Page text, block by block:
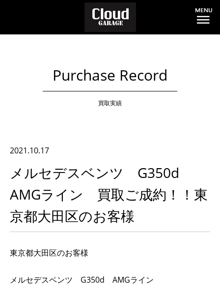
Purchase Record
買取実績
2021.10.17
メルセデスベンツ G350d
AMGライン 買取ご成約！！東
京都大田区のお客様
東京都大田区のお客様
メルセデスベンツ G350d AMGライン